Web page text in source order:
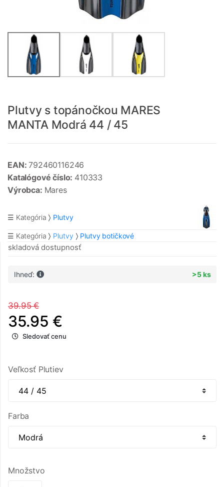
Plutvy s topánočkou MARES
MANTA Modrá 44 / 45
EAN: 792460116246
Katalógové číslo: 410333
Výrobca: Mares
☰ Kategória Plutvy
☰ Kategória Plutvy Plutvy botičkové
skladová dostupnosť
Ihneď: >5 ks
39.95 €
35.95 €
Sledovať cenu
Veľkosť Plutiev
Farba
Množstvo